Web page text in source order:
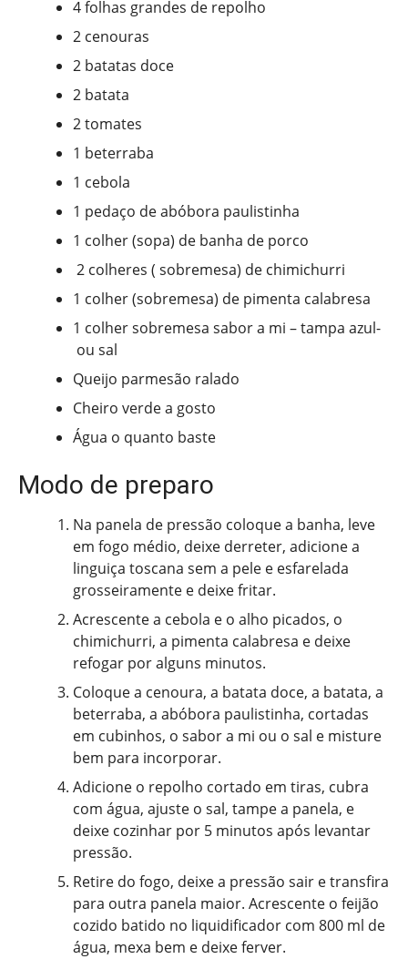
4 folhas grandes de repolho
2 cenouras
2 batatas doce
2 batata
2 tomates
1 beterraba
1 cebola
1 pedaço de abóbora paulistinha
1 colher (sopa) de banha de porco
2 colheres ( sobremesa) de chimichurri
1 colher (sobremesa) de pimenta calabresa
1 colher sobremesa sabor a mi – tampa azul-
ou sal
Queijo parmesão ralado
Cheiro verde a gosto
Água o quanto baste
Modo de preparo
Na panela de pressão coloque a banha, leve
em fogo médio, deixe derreter, adicione a
linguiça toscana sem a pele e esfarelada
grosseiramente e deixe fritar.
Acrescente a cebola e o alho picados, o
chimichurri, a pimenta calabresa e deixe
refogar por alguns minutos.
Coloque a cenoura, a batata doce, a batata, a
beterraba, a abóbora paulistinha, cortadas
em cubinhos, o sabor a mi ou o sal e misture
bem para incorporar.
Adicione o repolho cortado em tiras, cubra
com água, ajuste o sal, tampe a panela, e
deixe cozinhar por 5 minutos após levantar
pressão.
Retire do fogo, deixe a pressão sair e transfira
para outra panela maior. Acrescente o feijão
cozido batido no liquidificador com 800 ml de
água, mexa bem e deixe ferver.